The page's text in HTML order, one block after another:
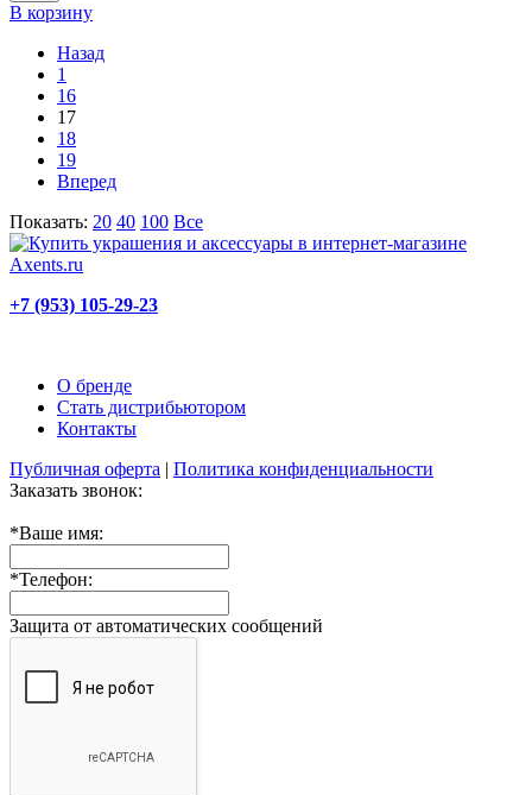
В корзину
Назад
1
16
17
18
19
Вперед
Показать: 20 40 100 Все
+7 (953) 105-29-23
О бренде
Стать дистрибьютором
Контакты
Публичная оферта | Политика конфиденциальности
Заказать звонок:
*Ваше имя:
*Телефон:
Защита от автоматических сообщений